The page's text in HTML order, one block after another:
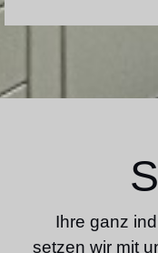
Ihre ganz
setzen wir mit